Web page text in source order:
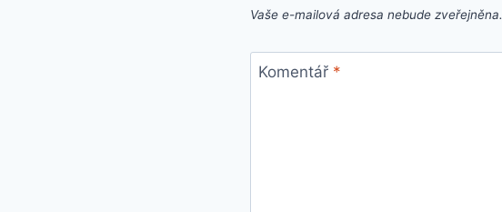
Vaše e-mailová adresa nebude zveřejněna.
Komentář *